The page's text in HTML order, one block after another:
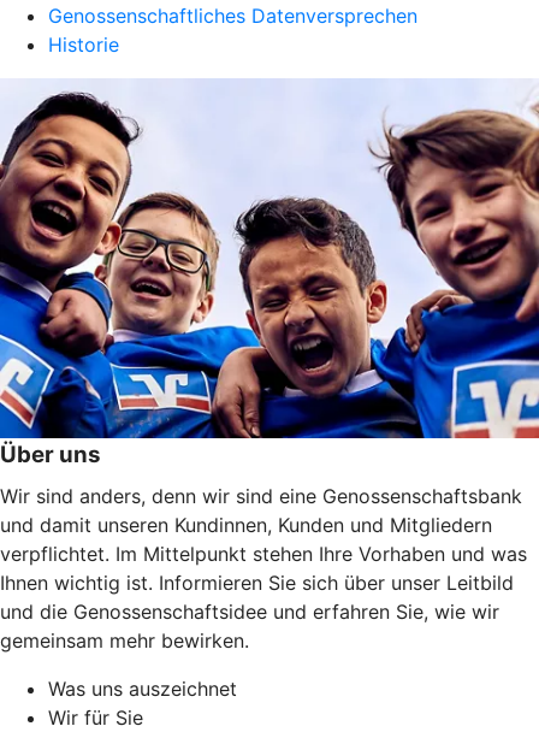
Genossenschaftliches Datenversprechen
Historie
Über uns
Wir sind anders, denn wir sind eine Genossenschaftsbank
und damit unseren Kundinnen, Kunden und Mitgliedern
verpflichtet. Im Mittelpunkt stehen Ihre Vorhaben und was
Ihnen wichtig ist. Informieren Sie sich über unser Leitbild
und die Genossenschaftsidee und erfahren Sie, wie wir
gemeinsam mehr bewirken.
Was uns auszeichnet
Wir für Sie